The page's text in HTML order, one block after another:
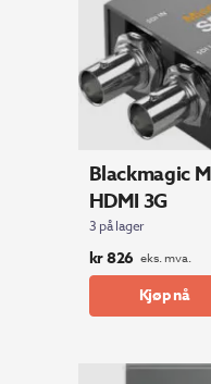
Blackmagic
HDMI 3G
3 på lager
kr826 eks. mva.
Kjøp nå